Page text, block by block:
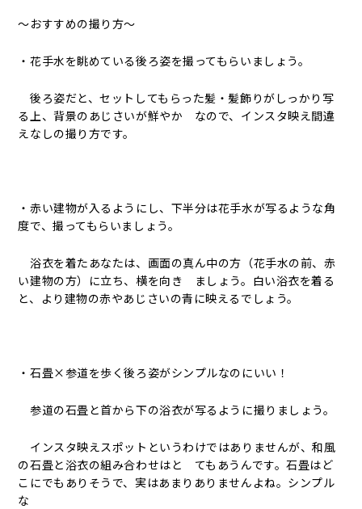
～おすすめの撮り方～
・花手水を眺めている後ろ姿を撮ってもらいましょう。
後ろ姿だと、セットしてもらった髪・髪飾りがしっかり写
る上、背景のあじさいが鮮やか なので、インスタ映え間違
えなしの撮り方です。
・赤い建物が入るようにし、下半分は花手水が写るような角
度で、撮ってもらいましょう。
浴衣を着たあなたは、画面の真ん中の方（花手水の前、赤
い建物の方）に立ち、横を向き ましょう。白い浴衣を着る
と、より建物の赤やあじさいの青に映えるでしょう。
・石畳×参道を歩く後ろ姿がシンプルなのにいい！
参道の石畳と首から下の浴衣が写るように撮りましょう。
インスタ映えスポットというわけではありませんが、和風
の石畳と浴衣の組み合わせはと てもあうんです。石畳はど
こにでもありそうで、実はあまりありませんよね。シンプル
な